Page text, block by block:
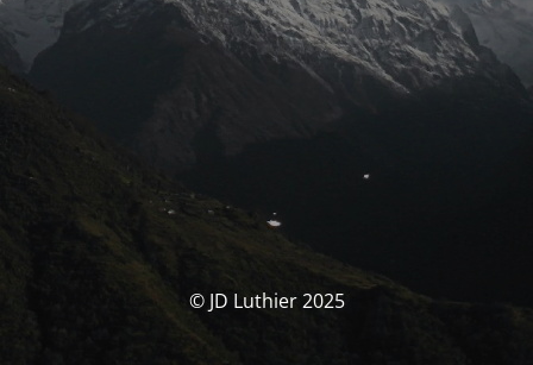
© JD Luthier 2025